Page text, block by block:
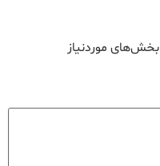
بخش‌های موردنیاز